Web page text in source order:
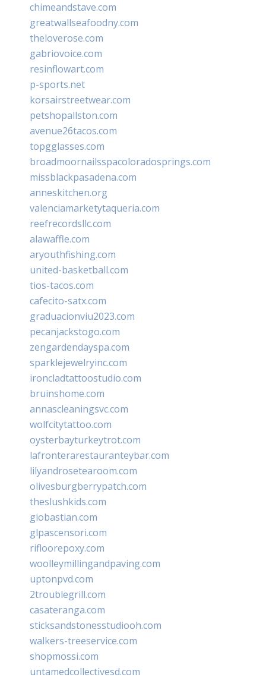
chimeandstave.com
greatwallseafoodny.com
theloverose.com
gabriovoice.com
resinflowart.com
p-sports.net
korsairstreetwear.com
petshopallston.com
avenue26tacos.com
topgglasses.com
broadmoornailsspacoloradosprings.com
missblackpasadena.com
anneskitchen.org
valenciamarketytaqueria.com
reefrecordsllc.com
alawaffle.com
aryouthfishing.com
united-basketball.com
tios-tacos.com
cafecito-satx.com
graduacionviu2023.com
pecanjackstogo.com
zengardendayspa.com
sparklejewelryinc.com
ironcladtattoostudio.com
bruinshome.com
annascleaningsvc.com
wolfcitytattoo.com
oysterbayturkeytrot.com
lafronterarestauranteybar.com
lilyandrosetearoom.com
olivesburgberrypatch.com
theslushkids.com
giobastian.com
glpascensori.com
rifloorepoxy.com
woolleymillingandpaving.com
uptonpvd.com
2troublegrill.com
casateranga.com
sticksandstonesstudiooh.com
walkers-treeservice.com
shopmossi.com
untamedcollectivesd.com